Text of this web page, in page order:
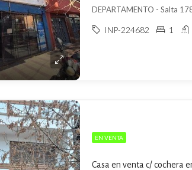
INP-224682 1
EN VENTA
Casa en venta c/ cochera